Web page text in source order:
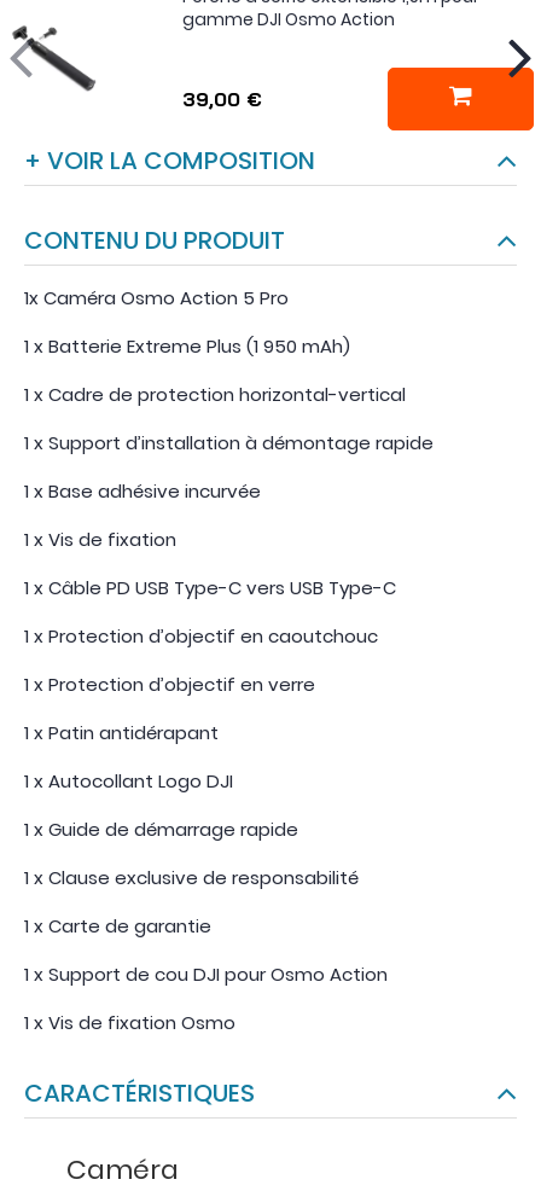
gamme DJI Osmo Action
39,00 €
+ VOIR LA COMPOSITION
CONTENU DU PRODUIT
1x Caméra Osmo Action 5 Pro
1 x Batterie Extreme Plus (1 950 mAh)
1 x Cadre de protection horizontal-vertical
1 x Support d’installation à démontage rapide
1 x Base adhésive incurvée
1 x Vis de fixation
1 x Câble PD USB Type-C vers USB Type-C
1 x Protection d’objectif en caoutchouc
1 x Protection d’objectif en verre
1 x Patin antidérapant
1 x Autocollant Logo DJI
1 x Guide de démarrage rapide
1 x Clause exclusive de responsabilité
1 x Carte de garantie
1 x Support de cou DJI pour Osmo Action
1 x Vis de fixation Osmo
CARACTÉRISTIQUES
Caméra